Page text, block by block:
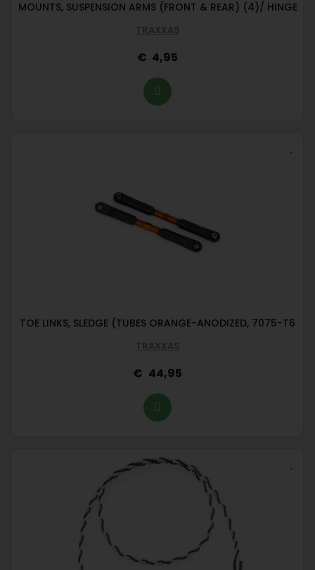
MOUNTS, SUSPENSION ARMS (FRONT & REAR) (4)/ HINGE
TRAXXAS
4,95
TOE LINKS, SLEDGE (TUBES ORANGE-ANODIZED, 7075-T6
TRAXXAS
44,95